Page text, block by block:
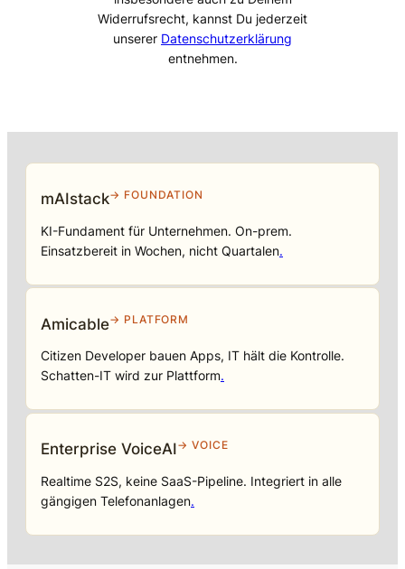
Widerrufsrecht, kannst Du jederzeit
unserer Datenschutzerklärung
entnehmen.
mAIstack→ FOUNDATION
KI-Fundament für Unternehmen. On-prem.
Einsatzbereit in Wochen, nicht Quartalen.
Amicable→ PLATFORM
Citizen Developer bauen Apps, IT hält die Kontrolle.
Schatten-IT wird zur Plattform.
Enterprise VoiceAI→ VOICE
Realtime S2S, keine SaaS-Pipeline. Integriert in alle
gängigen Telefonanlagen.